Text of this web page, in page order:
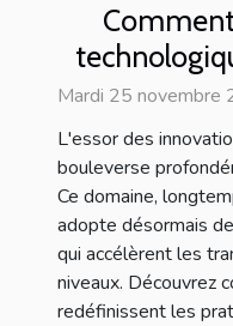
elles
Mardi 25 novembre
L'essor des
bouleverse
Ce domaine,
adopte désormais
qui accélèrent les
niveaux. Découvrez
redéfinissent les